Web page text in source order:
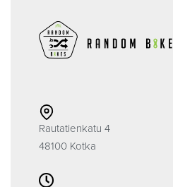
Rautatienkatu 4
48100 Kotka